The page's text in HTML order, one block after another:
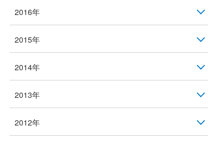
2016年
2015年
2014年
2013年
2012年